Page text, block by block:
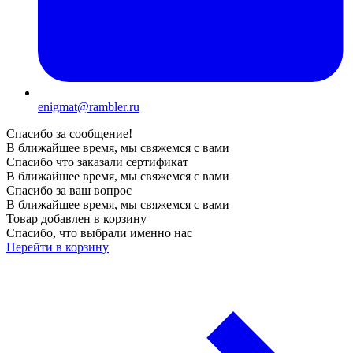
enigmat@rambler.ru
Спасибо за сообщение!
В ближайшее время, мы свяжемся с вами
Спасибо что заказали сертификат
В ближайшее время, мы свяжемся с вами
Спасибо за ваш вопрос
В ближайшее время, мы свяжемся с вами
Товар добавлен в корзину
Спасибо, что выбрали именно нас
Перейти в корзину